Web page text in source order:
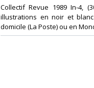
‎Collectif Revue 1989 In-4,
illustrations en noir et
domicile (La Poste) ou en